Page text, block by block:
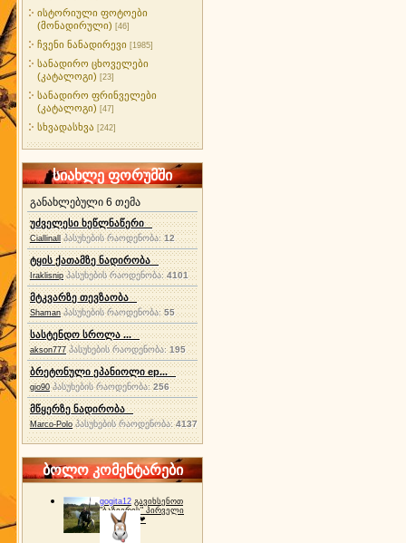
ისტორიული ფოტოები
(მონადირული) [46]
ჩვენი ნანადირევი [1985]
სანადირო ცხოველები
(კატალოგი) [23]
სანადირო ფრინველები
(კატალოგი) [47]
სხვადასხვა [242]
სიახლე ფორუმში
განახლებული 6 თემა
უძველესი ხეწლნაწერი
Ciallinall პასუხების რაოდენობა:12
ტყის ქათამზე ნადირობა
Iraklisnip პასუხების რაოდენობა: 4101
მტკვარზე თევზაობა
Shaman პასუხების რაოდენობა:55
სასტენდო სროლა ...
akson777 პასუხების რაოდენობა:195
ბრეტონული ეპანიოლი ep...
gio90 პასუხების რაოდენობა:256
მწყერზე ნადირობა
Marco-Polo პასუხების რაოდენობა:4137
ბოლო კომენტარები
gogita12 გავიხსენოთ
"ბაზიერის" პირველი
ტურნირი ❤